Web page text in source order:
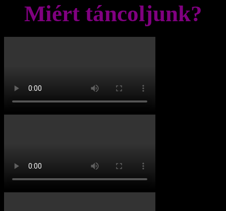
Miért táncoljunk?